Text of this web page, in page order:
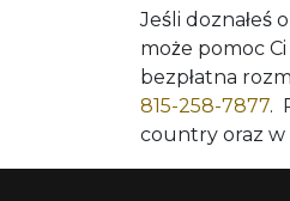
Jeśli doznałeś
może pomoc
bezpłatna
815-258-7877.
country oraz w